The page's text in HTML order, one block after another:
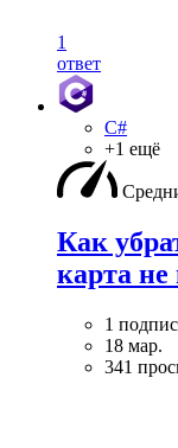
1
ответ
C#
+1 ещё
Как
карта не
1
18 мар.
341